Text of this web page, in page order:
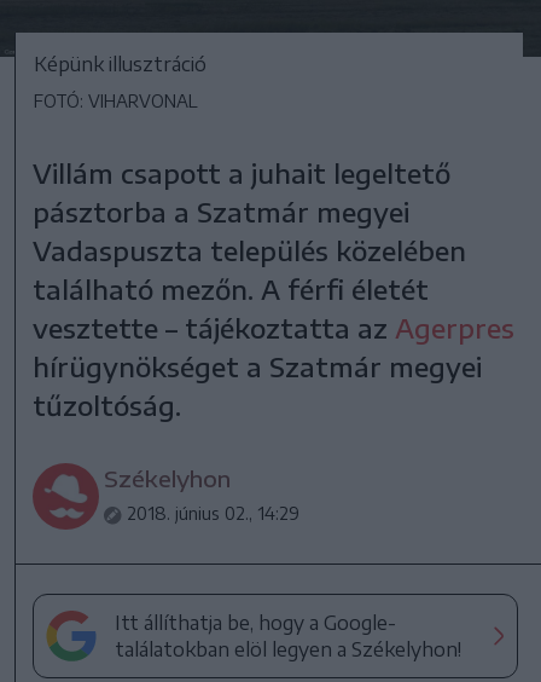
Képünk illusztráció
FOTÓ: VIHARVONAL
Villám csapott a juhait legeltető
pásztorba a Szatmár megyei
Vadaspuszta település közelében
található mezőn. A férfi életét
vesztette – tájékoztatta az Agerpres
hírügynökséget a Szatmár megyei
tűzoltóság.
Székelyhon
2018. június 02., 14:29
Itt állíthatja be, hogy a Google-
találatokban elöl legyen a Székelyhon!